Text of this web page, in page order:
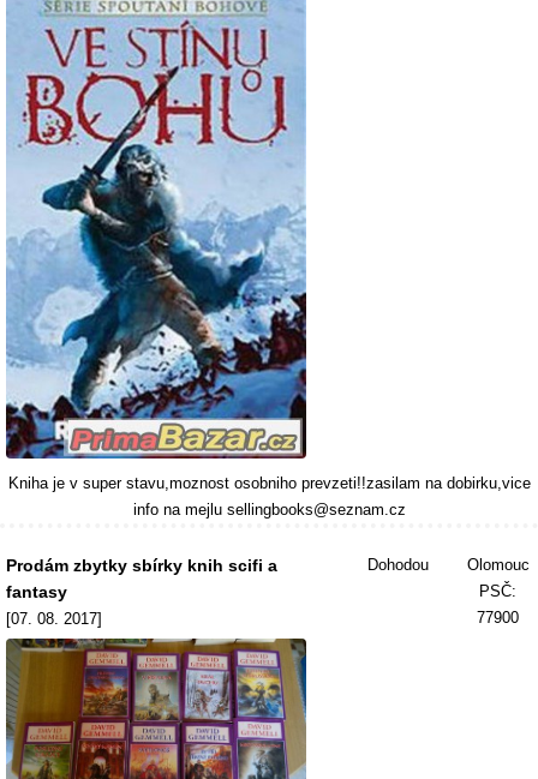
Kniha je v super stavu,moznost osobniho prevzeti!!zasilam na dobirku,vice
info na mejlu sellingbooks@seznam.cz
Prodám zbytky sbírky knih scifi a
fantasy
[07. 08. 2017]
Dohodou
Olomouc
PSČ:
77900